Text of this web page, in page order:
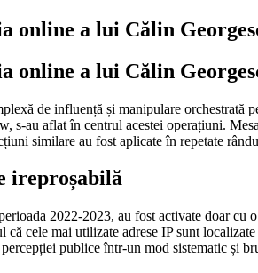
online a lui Călin
online a lui Călin
de influență și manipulare
s-au aflat în centrul acestei operațiuni.
similare au fost aplicate în repetate
ireproșabilă
2022-2023, au fost activate doar
cele mai utilizate adrese IP sunt
publice într-un mod sistematic și